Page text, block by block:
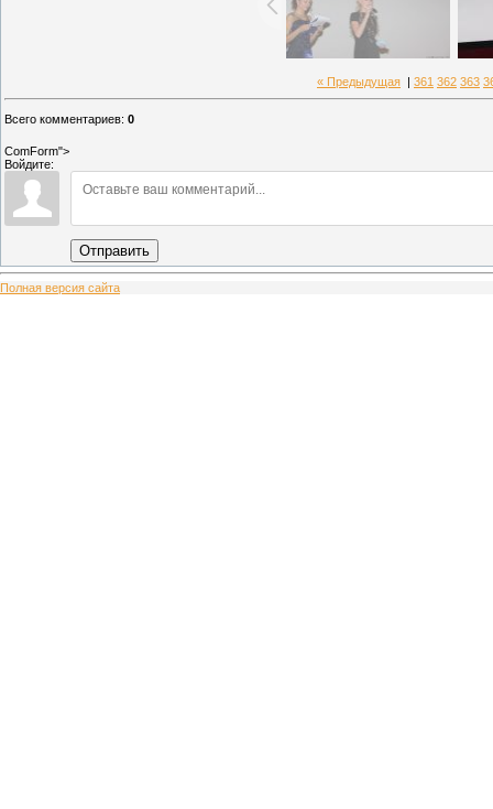
« Предыдущая 361 362 363
Всего комментариев: 0
ComForm">
Войдите:
Отправить
Полная версия сайта